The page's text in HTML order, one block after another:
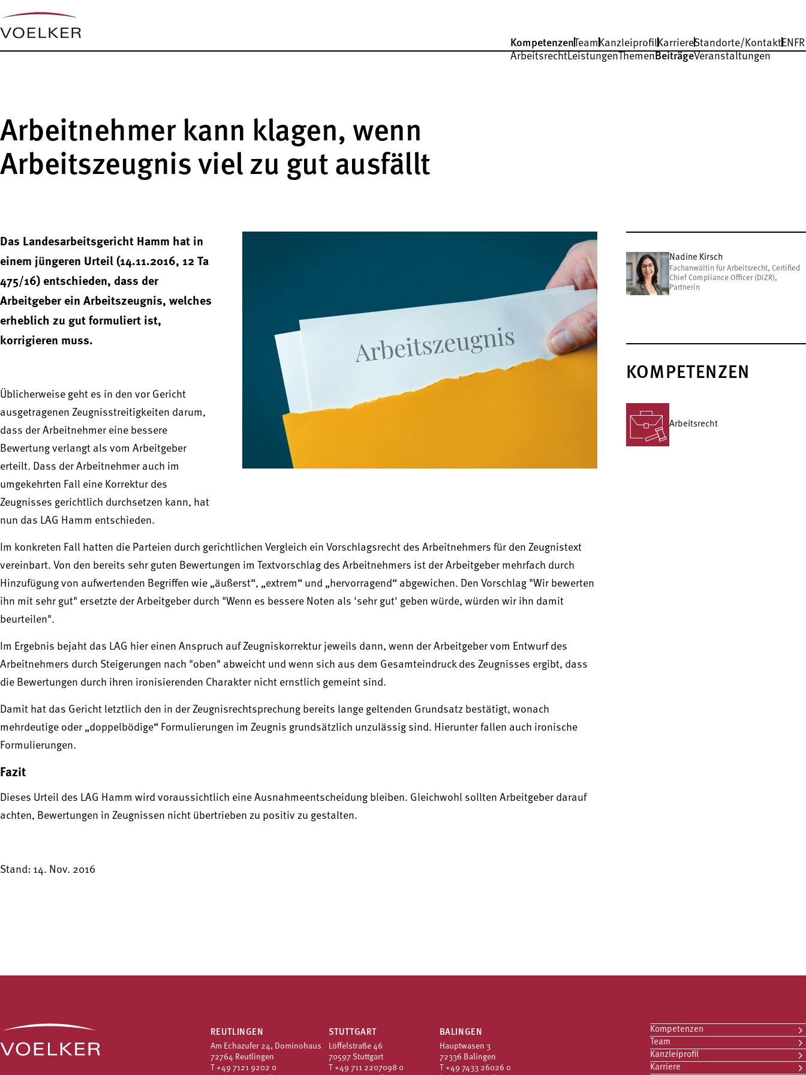
KompetenzenTeam KanzleiprofilKarriereStandorte/KontaktENFR
ArbeitsrechtLeistungenThemenBeiträgeVeranstaltungen
Arbeitnehmer kann klagen, wenn
Arbeitszeugnis viel zu gut ausfällt
Das Landesarbeitsgericht Hamm hat in
einem jüngeren Urteil (14.11.2016, 12 Ta
475/16) entschieden, dass der
Arbeitgeber ein Arbeitszeugnis, welches
erheblich zu gut formuliert ist,
korrigieren muss.
Üblicherweise geht es in den vor Gericht
ausgetragenen Zeugnisstreitigkeiten darum,
dass der Arbeitnehmer eine bessere
Bewertung verlangt als vom Arbeitgeber
erteilt. Dass der Arbeitnehmer auch im
umgekehrten Fall eine Korrektur des
Zeugnisses gerichtlich durchsetzen kann, hat
nun das LAG Hamm entschieden.
Im konkreten Fall hatten die Parteien durch gerichtlichen Vergleich ein Vorschlagsrecht des Arbeitnehmers für den Zeugnistext
vereinbart. Von den bereits sehr guten Bewertungen im Textvorschlag des Arbeitnehmers ist der Arbeitgeber mehrfach durch
Hinzufügung von aufwertenden Begriffen wie „äußerst“, „extrem“ und „hervorragend“ abgewichen. Den Vorschlag "Wir bewerten
ihn mit sehr gut" ersetzte der Arbeitgeber durch "Wenn es bessere Noten als 'sehr gut' geben würde, würden wir ihn damit
beurteilen".
Im Ergebnis bejaht das LAG hier einen Anspruch auf Zeugniskorrektur jeweils dann, wenn der Arbeitgeber vom Entwurf des
Arbeitnehmers durch Steigerungen nach "oben" abweicht und wenn sich aus dem Gesamteindruck des Zeugnisses ergibt, dass
die Bewertungen durch ihren ironisierenden Charakter nicht ernstlich gemeint sind.
Damit hat das Gericht letztlich den in der Zeugnisrechtsprechung bereits lange geltenden Grundsatz bestätigt, wonach
mehrdeutige oder „doppelbödige“ Formulierungen im Zeugnis grundsätzlich unzulässig sind. Hierunter fallen auch ironische
Formulierungen.
Fazit
Dieses Urteil des LAG Hamm wird voraussichtlich eine Ausnahmeentscheidung bleiben. Gleichwohl sollten Arbeitgeber darauf
achten, Bewertungen in Zeugnissen nicht übertrieben zu positiv zu gestalten.
Stand: 14. Nov. 2016
Nadine Kirsch
Fachanwältin für Arbeitsrecht, Certified
Chief Compliance Officer (DIZR),
Partnerin
KOMPETENZEN
Arbeitsrecht
REUTLINGEN
Am Echazufer 24, Dominohaus
72764 Reutlingen
T +49 7121 9202 0
STUTTGART
Löffelstraße 46
70597 Stuttgart
T +49 711 2207098 0
BALINGEN
Hauptwasen 3
72336 Balingen
T +49 7433 26026 0
Kompetenzen
Team
Kanzleiprofil
Karriere